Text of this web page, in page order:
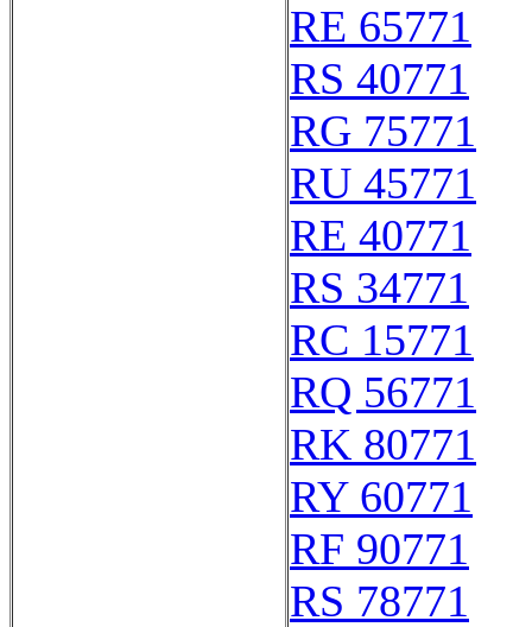
RE 65771
RS 40771
RG 75771
RU 45771
RE 40771
RS 34771
RC 15771
RQ 56771
RK 80771
RY 60771
RF 90771
RS 78771